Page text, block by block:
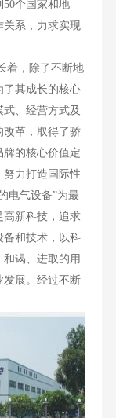
个国家和地
关系，力求实现
，除了不断地
了其成长的核心
、经营方式及
改革，取得了骄
牌的核心价值定
力打造国际性
电气设备”为最
高新科技，追求
备和技术，以科
谒、进取的用
发展。经过不断